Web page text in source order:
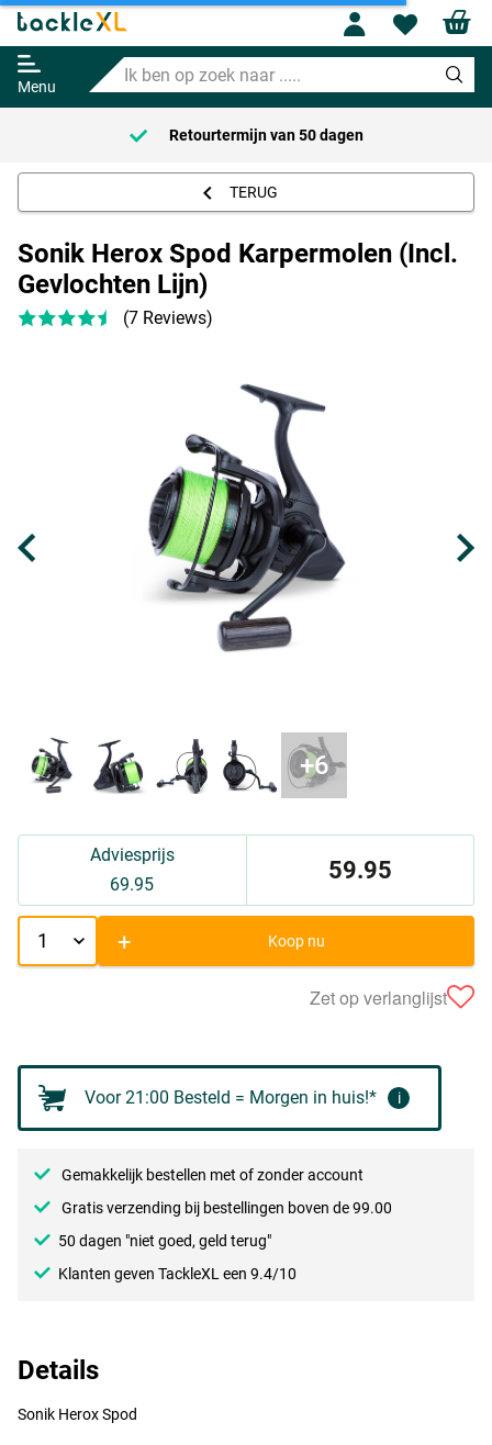
Menu
Ik
ben
op
zoek
naar
Profile
Sonik Herox Spod Karpermolen
(Incl. Gevlochten Lijn)
Adviesprijs
69.95
59.95
Retourtermijn van 50 dagen
TERUG
Sonik Herox Spod Karpermolen (Incl.
Gevlochten Lijn)
(7 Reviews)
Adviesprijs
69.95
59.95
+ Koop nu
Zet op verlanglijst
Voor 21:00 Besteld = Morgen in huis!* i
Gemakkelijk bestellen met of zonder account
Gratis verzending bij bestellingen boven de 99.00
50 dagen "niet goed, geld terug"
Klanten geven TackleXL een 9.4/10
Details
Sonik Herox Spod